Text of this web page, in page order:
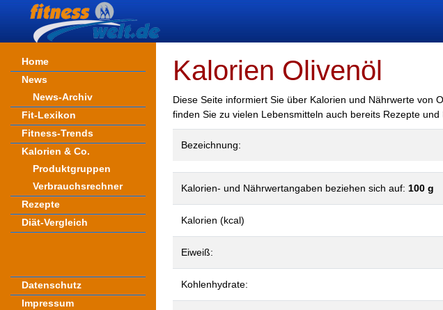
Home
News
News-Archiv
Fit-Lexikon
Fitness-Trends
Kalorien & Co.
Produktgruppen
Verbrauchsrechner
Rezepte
Diät-Vergleich
Datenschutz
Impressum
Kalorien Olivenöl
Diese Seite informiert Sie über Kalorien und Nährwerte von
finden Sie zu vielen Lebensmitteln auch bereits Rezepte und
Bezeichnung:
Kalorien- und Nährwertangaben beziehen sich auf: 100 g
Kalorien (kcal)
Eiweiß:
Kohlenhydrate: